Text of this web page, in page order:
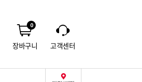
0
장바구니 고객센터